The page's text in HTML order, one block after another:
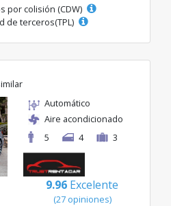
por colisión (CDW)
de terceros(TPL)
Automático
Aire acondicionado
5
4 3
9.96 Excelente
(27 opiniones)